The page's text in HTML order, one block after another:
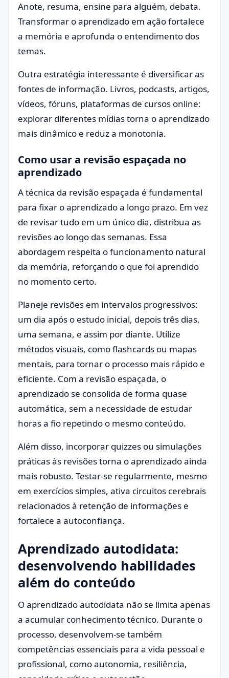
Anote, resuma, ensine para alguém, debata.
Transformar o aprendizado em ação fortalece
a memória e aprofunda o entendimento dos
temas.
Outra estratégia interessante é diversificar as
fontes de informação. Livros, podcasts, artigos,
vídeos, fóruns, plataformas de cursos online:
explorar diferentes mídias torna o aprendizado
mais dinâmico e reduz a monotonia.
Como usar a revisão espaçada no
aprendizado
A técnica da revisão espaçada é fundamental
para fixar o aprendizado a longo prazo. Em vez
de revisar tudo em um único dia, distribua as
revisões ao longo das semanas. Essa
abordagem respeita o funcionamento natural
da memória, reforçando o que foi aprendido
no momento certo.
Planeje revisões em intervalos progressivos:
um dia após o estudo inicial, depois três dias,
uma semana, e assim por diante. Utilize
métodos visuais, como flashcards ou mapas
mentais, para tornar o processo mais rápido e
eficiente. Com a revisão espaçada, o
aprendizado se consolida de forma quase
automática, sem a necessidade de estudar
horas a fio repetindo o mesmo conteúdo.
Além disso, incorporar quizzes ou simulações
práticas às revisões torna o aprendizado ainda
mais robusto. Testar-se regularmente, mesmo
em exercícios simples, ativa circuitos cerebrais
relacionados à retenção de informações e
fortalece a autoconfiança.
Aprendizado autodidata:
desenvolvendo habilidades
além do conteúdo
O aprendizado autodidata não se limita apenas
a acumular conhecimento técnico. Durante o
processo, desenvolvem-se também
competências essenciais para a vida pessoal e
profissional, como autonomia, resiliência,